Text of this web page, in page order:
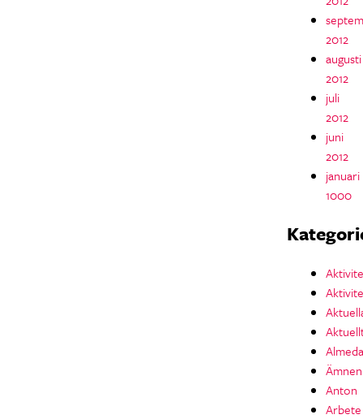
2012
augusti
2012
juli
2012
juni
2012
januari
1000
Ämnen
Anton
Arbete